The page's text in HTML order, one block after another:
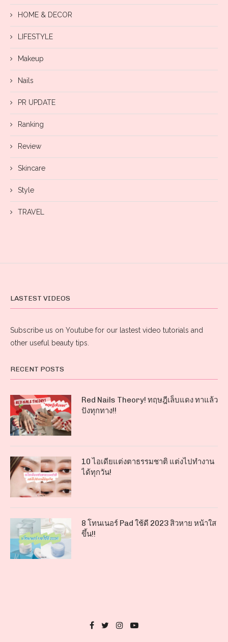
HOME & DECOR
LIFESTYLE
Makeup
Nails
PR UPDATE
Ranking
Review
Skincare
Style
TRAVEL
LASTEST VIDEOS
Subscribe us on Youtube for our lastest video tutorials and
other useful beauty tips.
RECENT POSTS
Red Nails Theory! ทฤษฎีเล็บแดง ทาแล้ว
ปังทุกทาง!!
10 ไอเดียแต่งตาธรรมชาติ แต่งไปทำงาน
ได้ทุกวัน!
8 โทนเนอร์ Pad ใช้ดี 2023 สิวหาย หน้าใส
ขึ้น!!